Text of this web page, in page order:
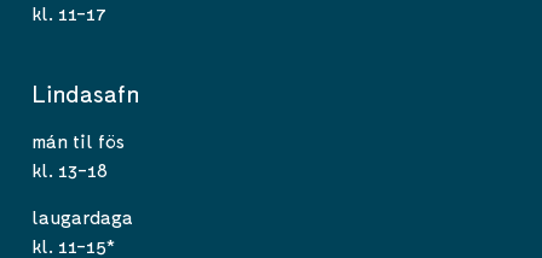
kl. 11-17
Lindasafn
mán til fös
kl. 13-18
laugardaga
kl. 11-15*